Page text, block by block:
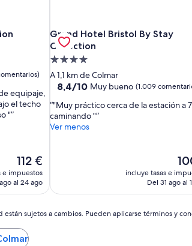
equipaje,
el techo
"
El
precio
actual
112 €
112 €
e impuestos
al 24 ago
Grand Hotel Bristol By Stay
Collection
Grand Hotel Bristol By Stay
Alojamiento
de
4.0 estrellas
A 1,1 km de Colmar
8.4
10,
Muy
bueno,
8,4/10 Muy bueno (1.009
"Muy práctico cerca de la estación a
caminando "
Ver menos
El
incluye tasas e
Del 31 ago al
sujetos a cambios. Pueden aplicarse términos y